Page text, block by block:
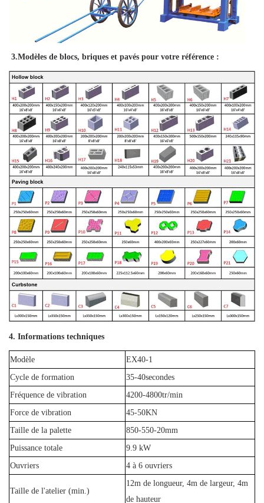
3.Modèles de blocs, briques et pavés pour votre référence :
4. Informations techniques
Modèle
EX40-1
Cycle de formation
35-40secondes
Fréquence de vibration
4200-4800tr/min
Force de vibration
45-50KN
Taille de la palette
850-550-20mm
Puissance totale
9.9 kW
Ouvriers
4 à 6 ouvriers
Taille de l'atelier (min.)
12m de longueur, 4m de largeur, 4m
de hauteur